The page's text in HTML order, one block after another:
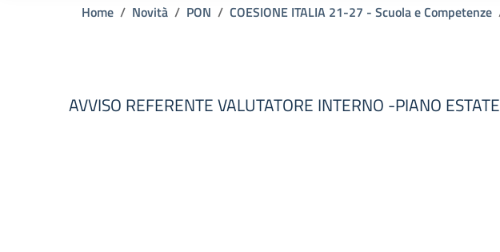
Home Novità PON COESIONE ITALIA 21-27 - Scuola e Competenze
AVVISO REFERENTE VALUTATORE INTERNO -PIANO ESTATE